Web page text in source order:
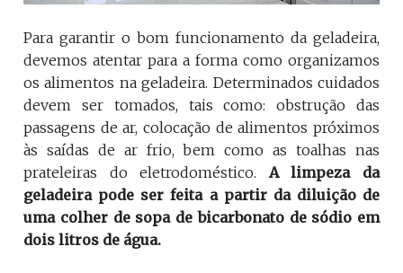
Para garantir o bom funcionamento da geladeira,
devemos atentar para a forma como organizamos
os alimentos na geladeira. Determinados cuidados
devem ser tomados, tais como: obstrução das
passagens de ar, colocação de alimentos próximos
às saídas de ar frio, bem como as toalhas nas
prateleiras do eletrodoméstico.A limpeza da
geladeira pode ser feita a partir da diluição de
uma colher de sopa de bicarbonato de sódio em
dois litros de água.